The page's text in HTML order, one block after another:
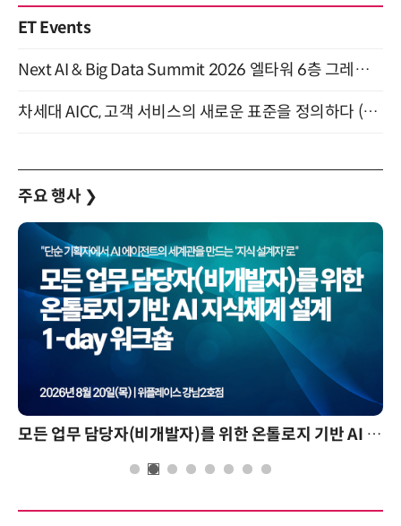
ET Events
Next AI & Big Data Summit 2026 엘타워 6층 그레이스홀 개최 (9/18)
차세대 AICC, 고객 서비스의 새로운 표준을 정의하다 (9/9)
주요 행사 ❯
모든 업무 담당자(비개발자)를 위한 온톨로지 기반 AI 지식체계 설계 1-day 워크숍